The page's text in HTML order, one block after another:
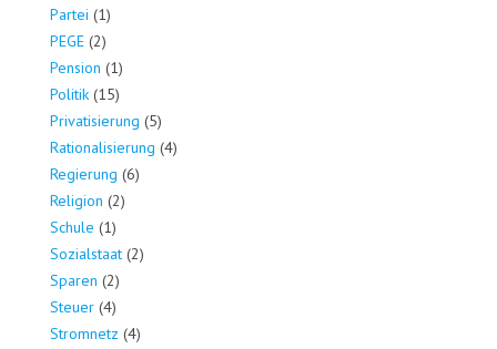
Partei (1)
PEGE (2)
Pension (1)
Politik (15)
Privatisierung (5)
Rationalisierung (4)
Regierung (6)
Religion (2)
Schule (1)
Sozialstaat (2)
Sparen (2)
Steuer (4)
Stromnetz (4)